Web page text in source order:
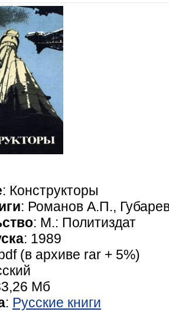
: Конструкторы
: Романов А.П.,
: М.: Политиздат
: 1989
(в архиве rar + 5%)
Мб
: Русские книги